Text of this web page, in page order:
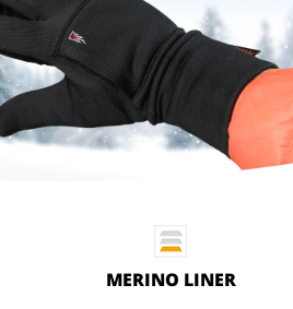
MERINO LINER